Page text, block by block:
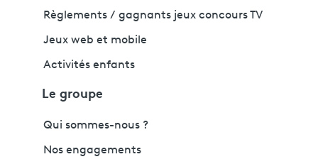
Règlements / gagnants jeux concours TV
Jeux web et mobile
Activités enfants
Le groupe
Qui sommes-nous ?
Nos engagements